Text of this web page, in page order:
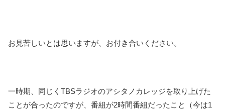
お見苦しいとは思いますが、お付き合いください。
一時期、同じくTBSラジオのアシタノカレッジを取り上げた
ことが合ったのですが、番組が2時間番組だったこと（今は1